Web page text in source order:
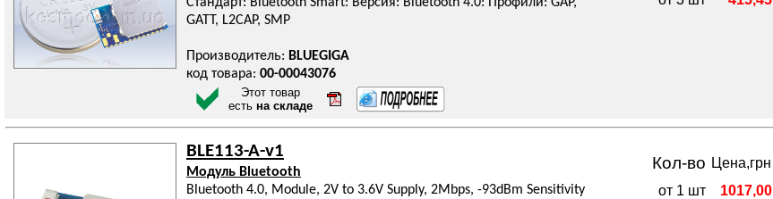
GATT, L2CAP, SMP
Производитель: BLUEGIGA
код товара: 00-00043076
Этот товар
есть на складе
BLE113-A-v1
Модуль Bluetooth
Bluetooth 4.0, Module, 2V to 3.6V Supply, 2Mbps, -93dBm Sensitivity
Кол-во Цена,грн
от 1 шт
1017,00